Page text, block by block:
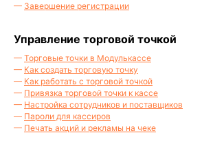
— Завершение регистрации
Управление торговой точкой
— Торговые точки в Модулькассе
— Как создать торговую точку
— Как работать с торговой точкой
— Привязка торговой точки к кассе
— Настройка сотрудников и поставщиков
— Пароли для кассиров
— Печать акций и рекламы на чеке